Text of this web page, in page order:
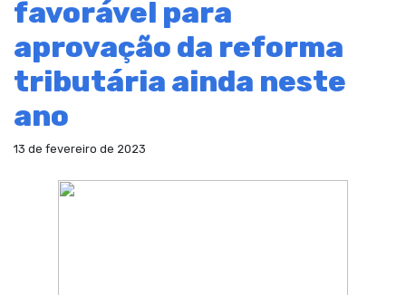
favorável para
aprovação da reforma
tributária ainda neste
ano
13 de fevereiro de 2023